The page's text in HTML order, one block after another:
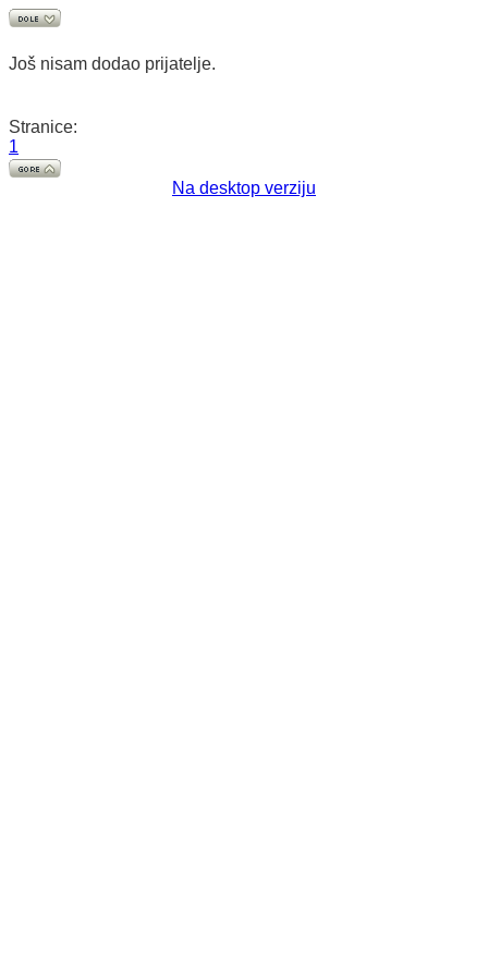
Još nisam dodao prijatelje.
Stranice:
1
Na desktop verziju